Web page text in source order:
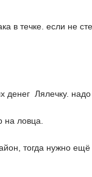
в течке. если не
денег Лялечку.
на ловца.
тогда нужно